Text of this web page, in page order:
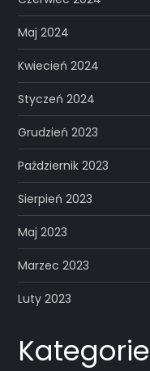
Maj 2024
Kwiecień 2024
Styczeń 2024
Grudzień 2023
Październik 2023
Sierpień 2023
Maj 2023
Marzec 2023
Luty 2023
Kategorie